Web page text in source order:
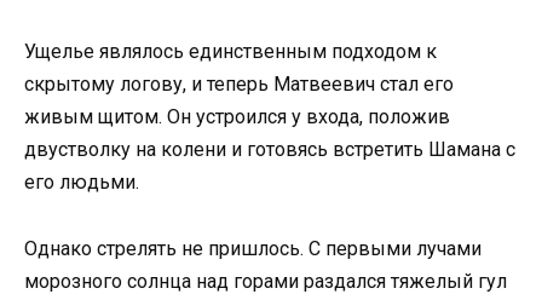
Ущелье являлось единственным подходом к
скрытому логову, и теперь Матвеевич стал его
живым щитом. Он устроился у входа, положив
двустволку на колени и готовясь встретить Шамана с
его людьми.
Однако стрелять не пришлось. С первыми лучами
морозного солнца над горами раздался тяжелый гул